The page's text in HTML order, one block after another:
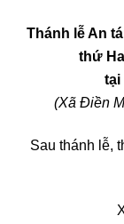
Thánh lễ An
thứ
tại
(Xã Điền
Sau thánh lễ,